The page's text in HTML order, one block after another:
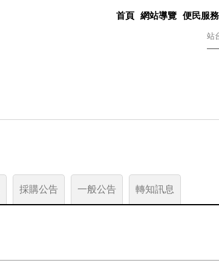
首頁 網站導覽 便民服務
採購公告 一般公告 轉知訊息